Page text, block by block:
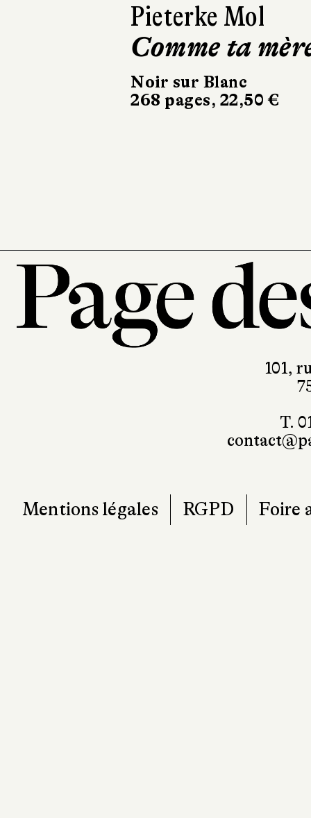
Ásta
Sigurdardóttir
Dehors, c’est
printemps
101,
T.
Mentions légales RGPD Foire